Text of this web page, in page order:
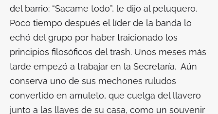
del barrio: “Sacame todo”, le dijo al peluquero.
Poco tiempo después el líder de la banda lo
echó del grupo por haber traicionado los
principios filosóficos deltrash. Unos meses más
tarde empezó a trabajar en la Secretaría. Aún
conserva uno de sus mechones ruludos
convertido en amuleto, que cuelga del llavero
junto a las llaves de su casa, como un souvenir